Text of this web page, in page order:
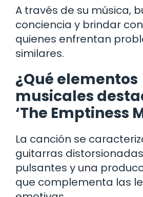
A través de su música,
conciencia y brindar
quienes enfrentan
similares.
¿Qué elementos
musicales
‘The Emptiness
La canción se
guitarras
pulsantes y una
que complementa las